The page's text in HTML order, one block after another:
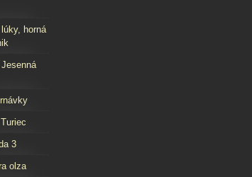
horná
3
olza